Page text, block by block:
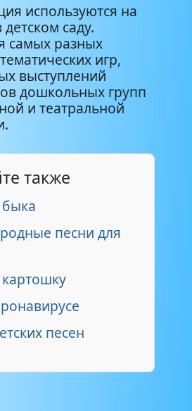
используются на
саду.
самых разных
игр,
выступлений
дошкольных групп
и театральной
также
песни для
песен